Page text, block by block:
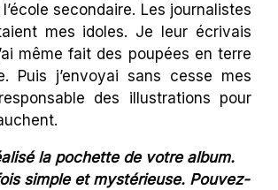
secondaire. Les journalistes
mes idoles. Je leur écrivais
même fait des poupées en terre
Puis j’envoyai sans cesse mes
des illustrations pour
la pochette de votre album.
simple et mystérieuse. Pouvez-